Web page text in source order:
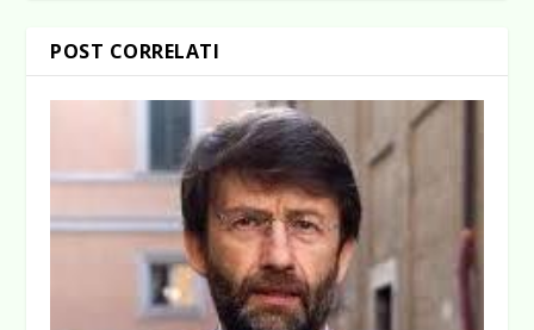
POST CORRELATI